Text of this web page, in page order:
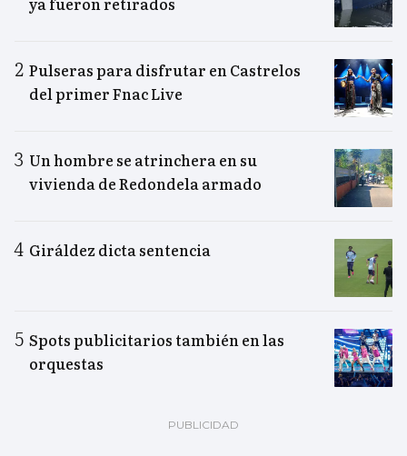
Pulseras para disfrutar en Castrelos
del primer Fnac Live
Un hombre se atrinchera en su
vivienda de Redondela armado
Giráldez dicta sentencia
Spots publicitarios también en las
orquestas